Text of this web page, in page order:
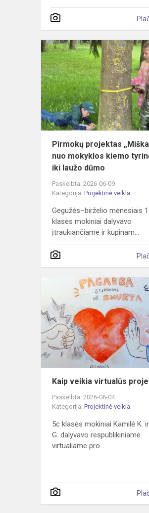
Pirmokų projektas
nuo mokyklos kiemo
iki laužo dūmo
Paskelbta: 2026-06-09
Kategorija: Projektinė veikla
Gegužės–birželio mėnesiais
klasės mokiniai dalyvavo
įtraukiančiame ir kupinam...
Kaip veikia virtualūs
Paskelbta: 2026-06-04
Kategorija: Projektinė veikla
5c klasės mokiniai Kamilė K.
G. dalyvavo respublikiniame
virtualiame pro...